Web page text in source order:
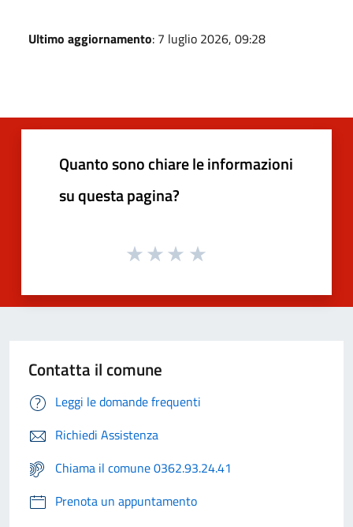
Ultimo aggiornamento: 7 luglio 2026, 09:28
Quanto sono chiare le informazioni
su questa pagina?
Contatta il comune
Leggi le domande frequenti
Richiedi Assistenza
Chiama il comune 0362.93.24.41
Prenota un appuntamento